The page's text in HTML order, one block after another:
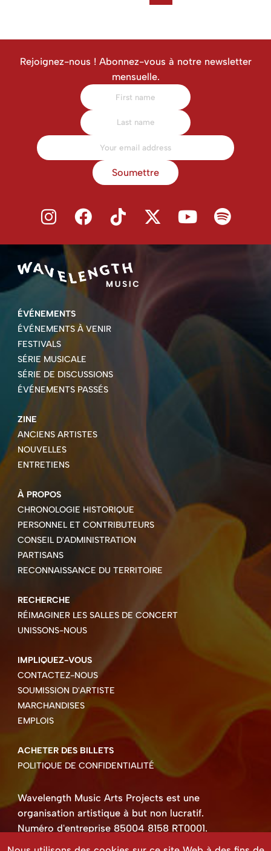
Rejoignez-nous ! Abonnez-vous à notre newsletter
mensuelle.
Soumettre
ÉVÉNEMENTS
ÉVÉNEMENTS À VENIR
FESTIVALS
SÉRIE MUSICALE
SÉRIE DE DISCUSSIONS
ÉVÉNEMENTS PASSÉS
ZINE
ANCIENS ARTISTES
NOUVELLES
ENTRETIENS
À PROPOS
CHRONOLOGIE HISTORIQUE
PERSONNEL ET CONTRIBUTEURS
CONSEIL D'ADMINISTRATION
PARTISANS
RECONNAISSANCE DU TERRITOIRE
RECHERCHE
RÉIMAGINER LES SALLES DE CONCERT
UNISSONS-NOUS
IMPLIQUEZ-VOUS
CONTACTEZ-NOUS
SOUMISSION D'ARTISTE
MARCHANDISES
EMPLOIS
ACHETER DES BILLETS
POLITIQUE DE CONFIDENTIALITÉ
Wavelength Music Arts Projects est une
organisation artistique à but non lucratif.
Numéro d'entreprise 85004 8158 RT0001.